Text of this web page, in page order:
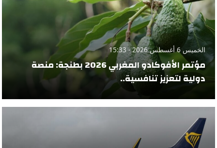
الخميس 6 أغسطس 2026 - 15:33
مؤتمر الأفوكادو المغربي 2026 بطنجة: منصة
دولية لتعزيز تنافسية..